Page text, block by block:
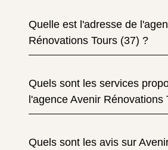
Quelle est l'adresse de
Rénovations Tours (37) ?
Quels sont les services
l'agence Avenir Rénovations
Quels sont les avis sur